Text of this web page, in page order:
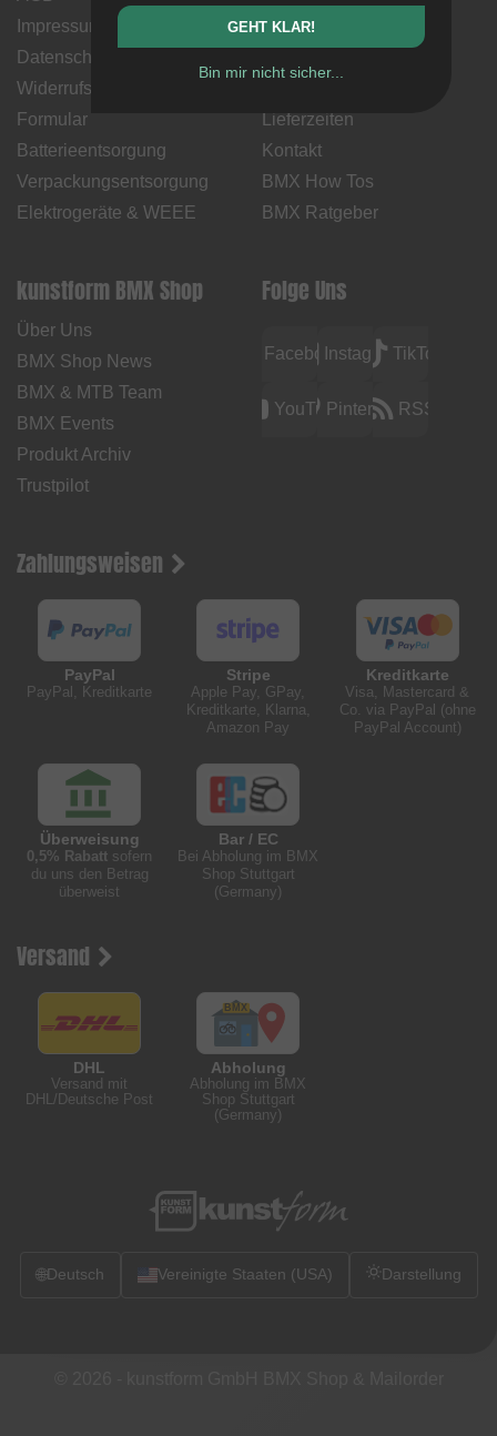
Impressum
Datenschutz
Widerrufsbelehrung &
Formular
Batterieentsorgung
Verpackungsentsorgung
Elektrogeräte & WEEE
Zahlungsweisen
Lieferzeiten
Kontakt
BMX How Tos
BMX Ratgeber
kunstform BMX Shop
Über Uns
BMX Shop News
BMX & MTB Team
BMX Events
Produkt Archiv
Trustpilot
Folge Uns
FacebookInstagramTikTok
YouTubePinterest RSS
Zahlungsweisen
PayPal
PayPal, Kreditkarte
Stripe
Apple Pay, GPay,
Kreditkarte, Klarna,
Amazon Pay
Kreditkarte
Visa, Mastercard &
Co. via PayPal (ohne
PayPal Account)
Überweisung
0,5% Rabatt sofern
du uns den Betrag
überweist
Bar / EC
Bei Abholung im BMX
Shop Stuttgart
(Germany)
Versand
DHL
Versand mit
DHL/Deutsche Post
Abholung
Abholung im BMX
Shop Stuttgart
(Germany)
🌐Deutsch Vereinigte Staaten (USA) Darstellung
GEHT KLAR!
Bin mir nicht sicher...